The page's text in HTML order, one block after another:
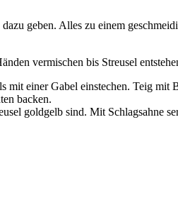
geben. Alles zu einem
vermischen bis Streusel
einer Gabel einstechen. Teig mit
backen.
goldgelb sind. Mit Schlagsahne